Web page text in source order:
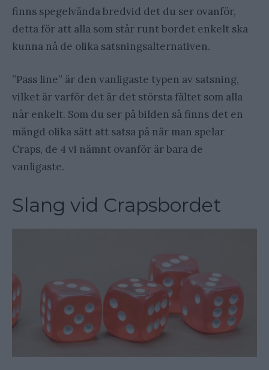
finns spegelvända bredvid det du ser ovanför,
detta för att alla som står runt bordet enkelt ska
kunna nå de olika satsningsalternativen.
”Pass line” är den vanligaste typen av satsning,
vilket är varför det är det största fältet som alla
når enkelt. Som du ser på bilden så finns det en
mängd olika sätt att satsa på när man spelar
Craps, de 4 vi nämnt ovanför är bara de
vanligaste.
Slang vid Crapsbordet